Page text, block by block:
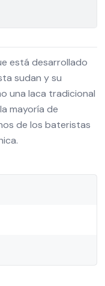
está desarrollado
sudan y su
una laca tradicional
mayoría de
de los bateristas